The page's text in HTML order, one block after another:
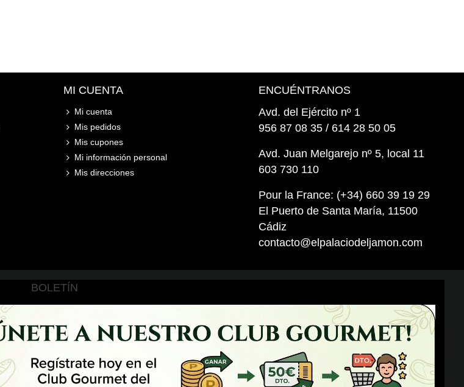
MI CUENTA
Mi cuenta
Mis pedidos
Mis cupones
Mi información personal
Mis direcciones
ENCUÉNTRANOS
Avd. del Ejército nº 1
956 87 08 35 / 614 28 50 05
Avd. Juan Melgarejo nº 5, local 11
603 730 110
Pour la France: (+34) 660 39 19 29
El Puerto de Santa María, 11500
Cádiz
contacto@elpalaciodeljamon.com
BOLETÍN